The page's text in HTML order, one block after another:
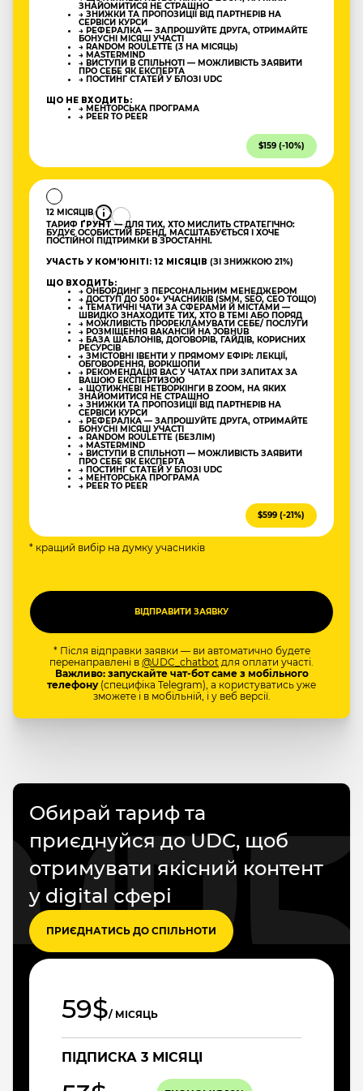
ЗНАЙОМИТИСЯ НЕ СТРАШНО
→ ЗНИЖКИ ТА ПРОПОЗИЦІЇ ВІД ПАРТНЕРІВ НА
СЕРВІСИ КУРСИ
→ РЕФЕРАЛКА — ЗАПРОШУЙТЕ ДРУГА, ОТРИМАЙТЕ
БОНУСНІ МІСЯЦІ УЧАСТІ
→ RANDOM ROULETTE (3 НА МІСЯЦЬ)
→ MASTERMIND
→ ВИСТУПИ В СПІЛЬНОТІ — МОЖЛИВІСТЬ ЗАЯВИТИ
ПРО СЕБЕ ЯК ЕКСПЕРТА
→ ПОСТИНГ СТАТЕЙ У БЛОЗІ UDC
ЩО НЕ ВХОДИТЬ:
→ МЕНТОРСЬКА ПРОГРАМА
→ PEER TO PEER
$159 (-10%)
12 МІСЯЦІВ
ТАРИФ ҐРУНТ — ДЛЯ ТИХ, ХТО МИСЛИТЬ СТРАТЕГІЧНО:
БУДУЄ ОСОБИСТИЙ БРЕНД, МАСШТАБУЄТЬСЯ І ХОЧЕ
ПОСТІЙНОЇ ПІДТРИМКИ В ЗРОСТАННІ.
УЧАСТЬ У КОМʼЮНІТІ: 12 МІСЯЦІВ (ЗІ ЗНИЖКОЮ 21%)
ЩО ВХОДИТЬ:
→ ОНБОРДИНГ З ПЕРСОНАЛЬНИМ МЕНЕДЖЕРОМ
→ ДОСТУП ДО 500+ УЧАСНИКІВ (SMM, SEO, CEO ТОЩО)
→ ТЕМАТИЧНІ ЧАТИ ЗА СФЕРАМИ Й МІСТАМИ —
ШВИДКО ЗНАХОДИТЕ ТИХ, ХТО В ТЕМІ АБО ПОРЯД
→ МОЖЛИВІСТЬ ПРОРЕКЛАМУВАТИ СЕБЕ/ ПОСЛУГИ
→ РОЗМІЩЕННЯ ВАКАНСІЙ НА JOBHUB
→ БАЗА ШАБЛОНІВ, ДОГОВОРІВ, ГАЙДІВ, КОРИСНИХ
РЕСУРСІВ
→ ЗМІСТОВНІ ІВЕНТИ У ПРЯМОМУ ЕФІРІ: ЛЕКЦІЇ,
ОБГОВОРЕННЯ, ВОРКШОПИ
→ РЕКОМЕНДАЦІЯ ВАС У ЧАТАХ ПРИ ЗАПИТАХ ЗА
ВАШОЮ ЕКСПЕРТИЗОЮ
→ ЩОТИЖНЕВІ НЕТВОРКІНГИ В ZOOM, НА ЯКИХ
ЗНАЙОМИТИСЯ НЕ СТРАШНО
→ ЗНИЖКИ ТА ПРОПОЗИЦІЇ ВІД ПАРТНЕРІВ НА
СЕРВІСИ КУРСИ
→ РЕФЕРАЛКА — ЗАПРОШУЙТЕ ДРУГА, ОТРИМАЙТЕ
БОНУСНІ МІСЯЦІ УЧАСТІ
→ RANDOM ROULETTE (БЕЗЛІМ)
→ MASTERMIND
→ ВИСТУПИ В СПІЛЬНОТІ — МОЖЛИВІСТЬ ЗАЯВИТИ
ПРО СЕБЕ ЯК ЕКСПЕРТА
→ ПОСТИНГ СТАТЕЙ У БЛОЗІ UDC
→ МЕНТОРСЬКА ПРОГРАМА
→ PEER TO PEER
$599 (-21%)
* кращий вибір на думку учасників
* Після відправки заявки — ви автоматично будете
перенаправлені в @UDC_chatbot для оплати участі.
Важливо: запускайте чат-бот саме з мобільного
телефону(специфіка Telegram), а користуватись уже
зможете і в мобільній, і у веб версії.
Обирай тариф та
приєднуйся до UDC, щоб
отримувати якісний контент
у digital сфері
ПРИЄДНАТИСЬ ДО СПІЛЬНОТИ
59$/ МІСЯЦЬ
ПІДПИСКА 3 МІСЯЦІ